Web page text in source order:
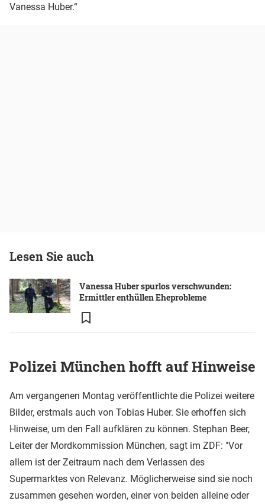
Vanessa Huber.“
Lesen Sie auch
Vanessa Huber spurlos verschwunden:
Ermittler enthüllen Eheprobleme
Polizei München hofft auf Hinweise
Am vergangenen Montag veröffentlichte die Polizei weitere
Bilder, erstmals auch von Tobias Huber. Sie erhoffen sich
Hinweise, um den Fall aufklären zu können. Stephan Beer,
Leiter der Mordkommission München, sagt im ZDF: "Vor
allem ist der Zeitraum nach dem Verlassen des
Supermarktes von Relevanz. Möglicherweise sind sie noch
zusammen gesehen worden, einer von beiden alleine oder